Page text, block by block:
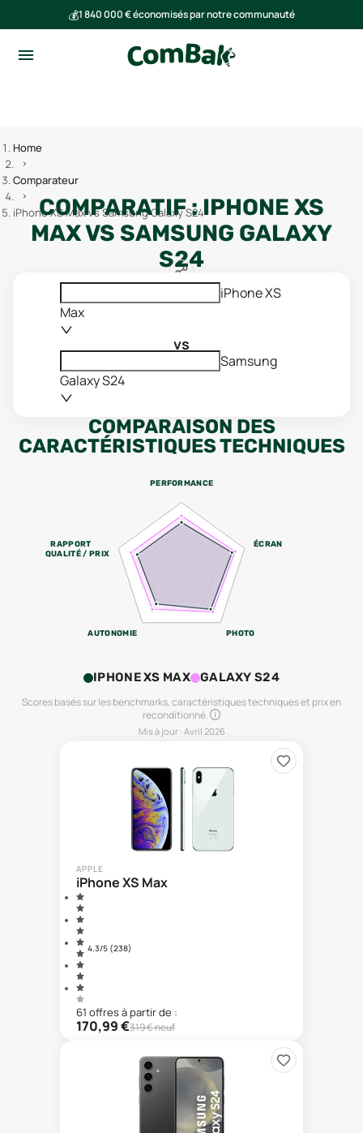
💰1 840 000 € économisés par notre communauté
Home
Comparateur
iPhone XS Max vs Samsung Galaxy S24
COMPARATIF :IPHONE XS
MAXVS SAMSUNG GALAXY
S24
iPhone XS
Max
vs
Samsung
Galaxy S24
COMPARAISON DES
CARACTÉRISTIQUES TECHNIQUES
PERFORMANCE
ÉCRAN
PHOTO
AUTONOMIE
RAPPORT
QUALITÉ / PRIX
IPHONE XS MAX GALAXY S24
Scores basés sur les benchmarks, caractéristiques techniques et prix en
reconditionné.
Mis à jour : Avril 2026
APPLE
iPhone XS Max
4.3/5 (238)
61 offresà partir de :
170,99€319€ neuf